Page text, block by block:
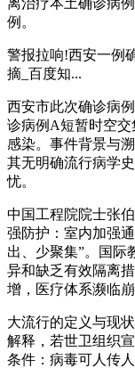
例。
警报拉响!西安一例
摘_百度知...
西安市此次确诊病
诊病例A短暂时空
感染。事件背景与
其无明确流行病学
忧。
中国工程院院士张
强防护：室内加强
出、少聚集”。国际
异和缺乏有效隔离
增，医疗体系濒临
大流行的定义与现
解释，若世卫组织
条件：病毒可人传